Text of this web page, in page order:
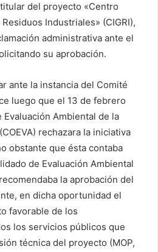
del proyecto «Centro
Industriales» (CIGRI),
administrativa ante el
su aprobación.
ante la instancia del Comité
luego que el 13 de febrero
Evaluación Ambiental de la
rechazara la iniciativa
obstante que ésta contaba
de Evaluación Ambiental
la aprobación del
en dicha oportunidad el
favorable de los
los servicios públicos que
técnica del proyecto (MOP,